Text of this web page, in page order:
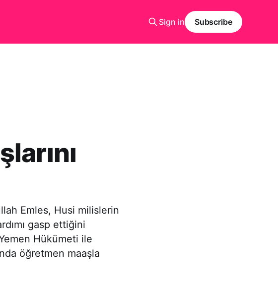
Sign in Subscribe
Emles, Husi milislerin
gasp ettiğini
Hükümeti ile
öğretmen maaşla